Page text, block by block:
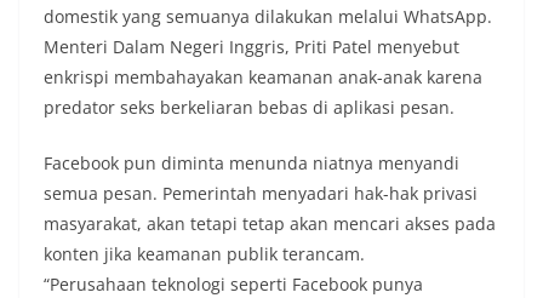
domestik yang semuanya dilakukan melalui WhatsApp.
Menteri Dalam Negeri Inggris, Priti Patel menyebut
enkrispi membahayakan keamanan anak-anak karena
predator seks berkeliaran bebas di aplikasi pesan.
Facebook pun diminta menunda niatnya menyandi
semua pesan. Pemerintah menyadari hak-hak privasi
masyarakat, akan tetapi tetap akan mencari akses pada
konten jika keamanan publik terancam.
“Perusahaan teknologi seperti Facebook punya